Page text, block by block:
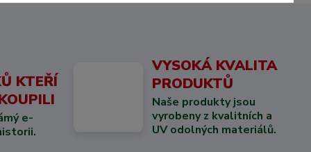
KTEŘÍ
e-
VYSOKÁ KVALITA
PRODUKTŮ
Naše produkty jsou
vyrobeny z kvalitních a
UV odolných materiálů.